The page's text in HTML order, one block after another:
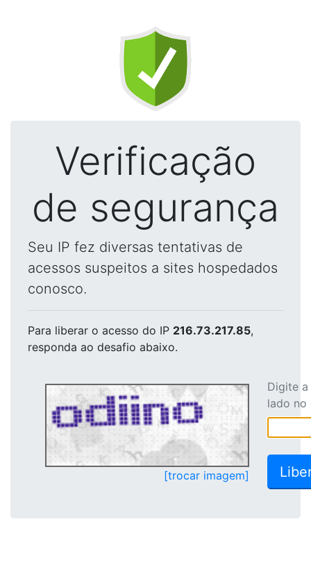
Verificação
de segurança
Seu IP fez diversas tentativas de
acessos suspeitos a sites hospedados
conosco.
Para liberar o acesso do IP 216.73.217.85,
responda ao desafio abaixo.
[trocar imagem]
Digite
lado no